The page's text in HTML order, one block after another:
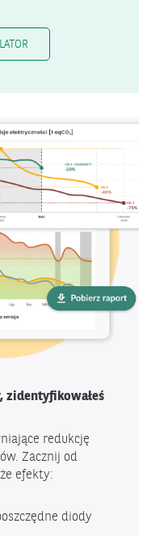
zidentyfikowałeś
redukcję
Zacznij od
efekty:
diody